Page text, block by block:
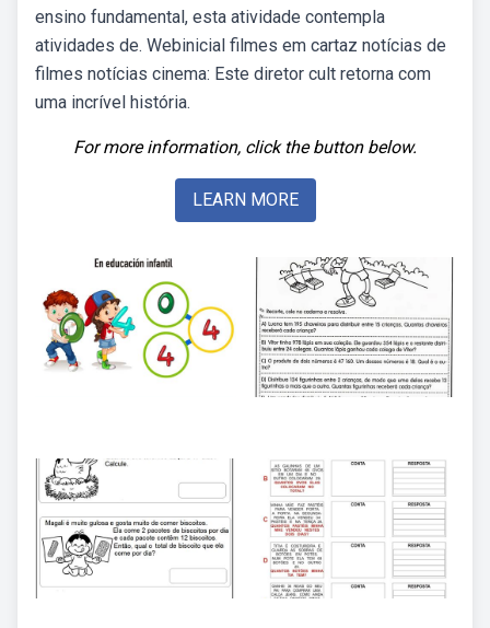
ensino fundamental, esta atividade contempla
atividades de. Webinicial filmes em cartaz notícias de
filmes notícias cinema: Este diretor cult retorna com
uma incrível história.
For more information, click the button below.
LEARN MORE